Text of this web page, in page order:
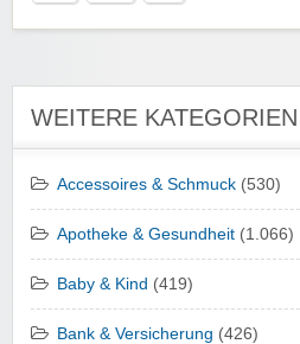
WEITERE KATEGORIEN
Accessoires & Schmuck (530)
Apotheke & Gesundheit (1.066)
Baby & Kind (419)
Bank & Versicherung (426)